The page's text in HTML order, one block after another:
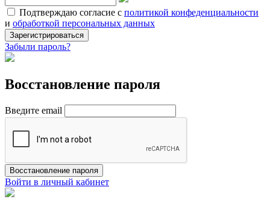
Подтверждаю согласие с политикой конфеденциальности
и обработкой персональных данных
Зарегистрироваться
Забыли пароль?
Восстановление пароля
Введите email
Восстановление пароля
Войти в личный кабинет